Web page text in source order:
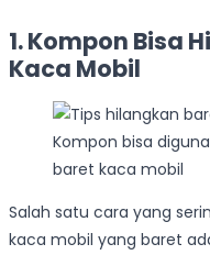
1. Kompon Bisa
Kaca Mobil
Kompon bisa
baret kaca mobil
Salah satu cara yang
kaca mobil yang baret